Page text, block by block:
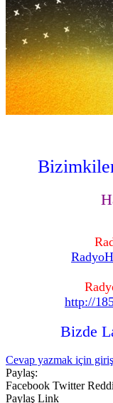
http://
Bizde
Cevap yazmak için
Paylaş:
Facebook Twitter
Paylaş Link